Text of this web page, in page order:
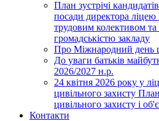
План зустрічі
посади директора
трудовим колективом та
громадськістю закладу
Про Міжнародний день
До уваги батьків
2026/2027 н.р.
24 квітня 2026 року у
цивільного захисту
цивільного захисту і
Контакти